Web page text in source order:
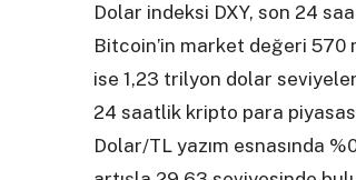
Dolar indeksi DXY, son 24
Bitcoin’in market değeri 570
ise 1,23 trilyon dolar
24 saatlik kripto para
Dolar/TL yazım esnasında